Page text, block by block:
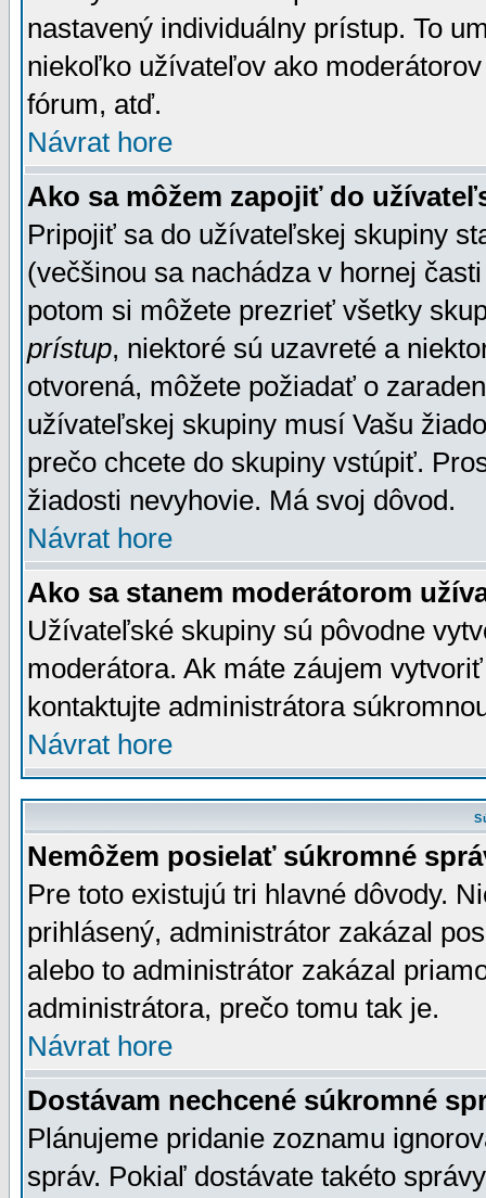
nastavený individuálny prístup. To
niekoľko užívateľov ako
fórum, atď.
Návrat hore
Ako sa môžem zapojiť do
Pripojiť sa do užívateľskej skupiny
(večšinou sa nachádza v hornej
potom si môžete prezrieť všetky
prístup, niektoré sú uzavreté a
otvorená, môžete požiadať o
užívateľskej skupiny musí Vašu
prečo chcete do skupiny vstúpiť.
žiadosti nevyhovie. Má svoj dôvod.
Návrat hore
Ako sa stanem moderátorom
Užívateľské skupiny sú pôvodne
moderátora. Ak máte záujem
kontaktujte administrátora
Návrat hore
Nemôžem posielať súkromné
Pre toto existujú tri hlavné dôvody.
prihlásený, administrátor zakázal
alebo to administrátor zakázal
administrátora, prečo tomu tak je.
Návrat hore
Dostávam nechcené súkromné
Plánujeme pridanie zoznamu
správ. Pokiaľ dostávate takéto